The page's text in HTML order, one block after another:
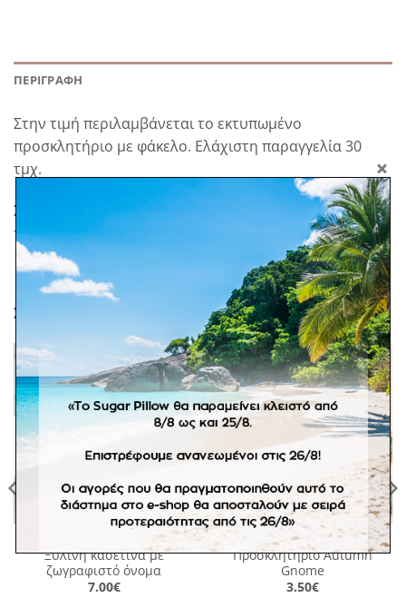
ΠΕΡΙΓΡΑΦΉ
Στην τιμή περιλαμβάνεται το εκτυπωμένο
προσκλητήριο με φάκελο. Ελάχιστη παραγγελία 30
τμχ.
Σε προπαραγγελία. *Στα προϊόντα κατόπιν
παραγγελίας δεν ισχύει η πληρωμή με αντικαταβολή.
ΣΧΕΤΙΚΆ ΠΡΟΪΌΝΤΑ
Πρόσθήκη
στην
λίστα
επιθυμιών
Ξύλινη κασετίνα με
ζωγραφιστό όνομα
7.00€
Πρόσθήκη
στην
λίστα
επιθυμιών
EVENTS
Προσκλητήριο Autumn
Gnome
3.50€